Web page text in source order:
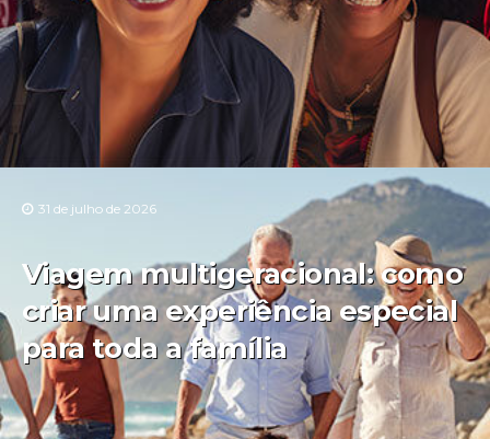
31 de julho de 2026
Viagem multigeracional: como
criar uma experiência especial
para toda a família